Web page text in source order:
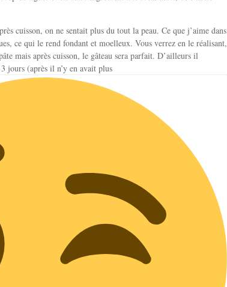
cuisson, on ne sentait plus du tout la peau. Ce que j’aime dans
ce qui le rend fondant et moelleux. Vous verrez en le réalisant,
mais après cuisson, le gâteau sera parfait. D’ailleurs il
jours (après il n’y en avait plus